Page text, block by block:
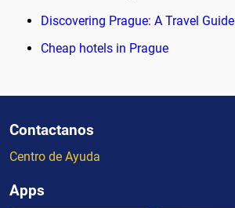
Discovering Prague: A Travel Guide
Cheap hotels in Prague
Contactanos
Centro de Ayuda
Apps